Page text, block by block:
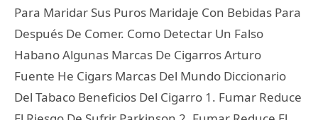
Para Maridar Sus Puros Maridaje Con Bebidas Para
Después De Comer. Como Detectar Un Falso
Habano Algunas Marcas De Cigarros Arturo
Fuente He Cigars Marcas Del Mundo Diccionario
Del Tabaco Beneficios Del Cigarro 1. Fumar Reduce